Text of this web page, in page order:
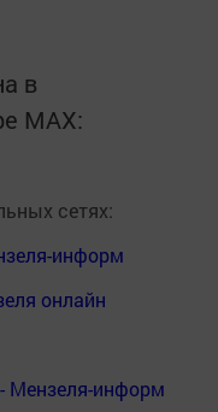
в
MАХ:
сетях:
информ
онлайн
Мензеля-информ